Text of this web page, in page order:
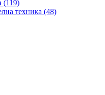
(119)
техника (48)